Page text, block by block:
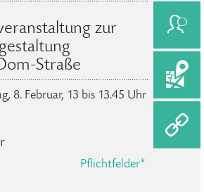
zur
Straße
8. Februar, 13 bis 13.45 Uhr
Pflichtfelder*